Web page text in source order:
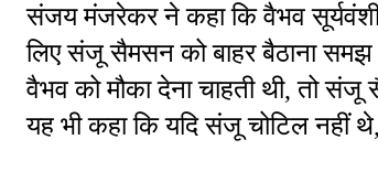
संजय मंजरेकर ने कहा कि वैभव
लिए संजू सैमसन को बाहर बैठाना समझ
वैभव को मौका देना चाहती थी, तो
यह भी कहा कि यदि संजू चोटिल नहीं